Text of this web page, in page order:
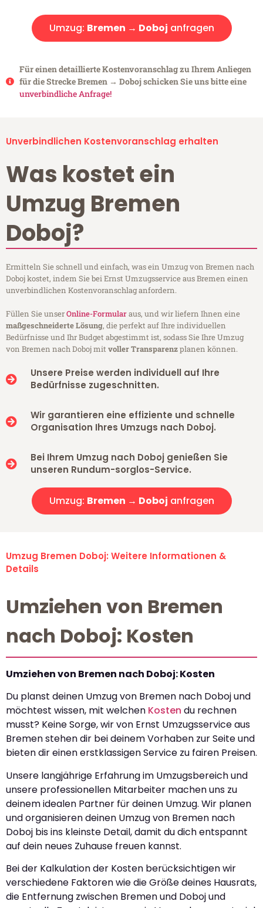
Umzug: Bremen → Doboj anfragen
Für einen detaillierte Kostenvoranschlag zu Ihrem Anliegen
für die Strecke Bremen → Doboj schicken Sie uns bitte eine
unverbindliche Anfrage!
Unverbindlichen Kostenvoranschlag erhalten
Was kostet ein
Umzug Bremen
Doboj?
Ermitteln Sie schnell und einfach, was ein Umzug von Bremen nach
Doboj kostet, indem Sie bei Ernst Umzugsservice aus Bremen einen
unverbindlichen Kostenvoranschlag anfordern.
Füllen Sie unserOnline-Formularaus, und wir liefern Ihnen eine
maßgeschneiderte Lösung, die perfekt auf Ihre individuellen
Bedürfnisse und Ihr Budget abgestimmt ist, sodass Sie Ihre Umzug
von Bremen nach Doboj mitvoller Transparenzplanen können.
Unsere Preise werden individuell auf Ihre
Bedürfnisse zugeschnitten.
Wir garantieren eine effiziente und schnelle
Organisation Ihres Umzugs nach Doboj.
Bei Ihrem Umzug nach Doboj genießen Sie
unseren Rundum-sorglos-Service.
Umzug: Bremen → Doboj anfragen
Umzug Bremen Doboj: Weitere Informationen &
Details
Umziehen von Bremen
nach Doboj: Kosten
Umziehen von Bremen nach Doboj: Kosten
Du planst deinen Umzug von Bremen nach Doboj und
möchtest wissen, mit welchen Kosten du rechnen
musst? Keine Sorge, wir von Ernst Umzugsservice aus
Bremen stehen dir bei deinem Vorhaben zur Seite und
bieten dir einen erstklassigen Service zu fairen Preisen.
Unsere langjährige Erfahrung im Umzugsbereich und
unsere professionellen Mitarbeiter machen uns zu
deinem idealen Partner für deinen Umzug. Wir planen
und organisieren deinen Umzug von Bremen nach
Doboj bis ins kleinste Detail, damit du dich entspannt
auf dein neues Zuhause freuen kannst.
Bei der Kalkulation der Kosten berücksichtigen wir
verschiedene Faktoren wie die Größe deines Hausrats,
die Entfernung zwischen Bremen und Doboj und